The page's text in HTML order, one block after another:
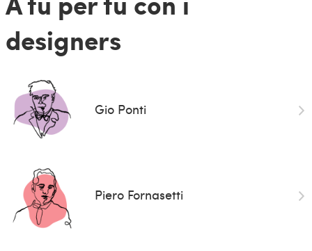
designers
Gio Ponti
Piero Fornasetti